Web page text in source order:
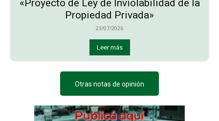
«Proyecto de Ley de Inviolabilidad de la
Propiedad Privada»
23/07/2026
Leer más
Otras notas de opinión